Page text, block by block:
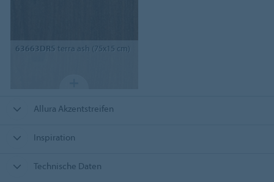
63663DR5 terra ash (75x15 cm)
Allura Akzentstreifen
Inspiration
Technische Daten